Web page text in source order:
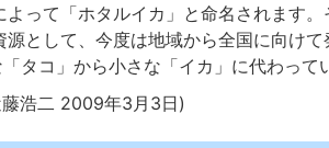
よって「ホタルイカ」と命名されます
源として、今度は地域から全国に向け
「タコ」から小さな「イカ」に代わって
浩二 2009年3月3日)